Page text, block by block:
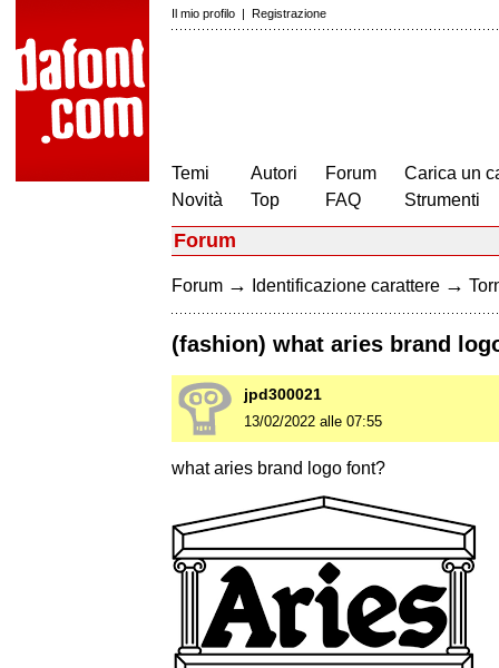
Il mio profilo | Registrazione
Temi
Novità
Autori
Top
Forum
FAQ
Carica un
Strumenti
Forum
Forum → Identificazione carattere →
(fashion) what aries brand
jpd300021
13/02/2022 alle 07:55
what aries brand logo font?